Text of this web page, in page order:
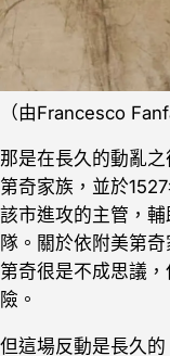
（由Francesco
那是在長久的動亂
第奇家族，並於
該市進攻的主管，
隊。關於依附美第
第奇很是不成思議
險。
但這場反動是長久